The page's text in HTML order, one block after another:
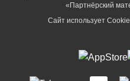
«Партнёрский
Сайт использует